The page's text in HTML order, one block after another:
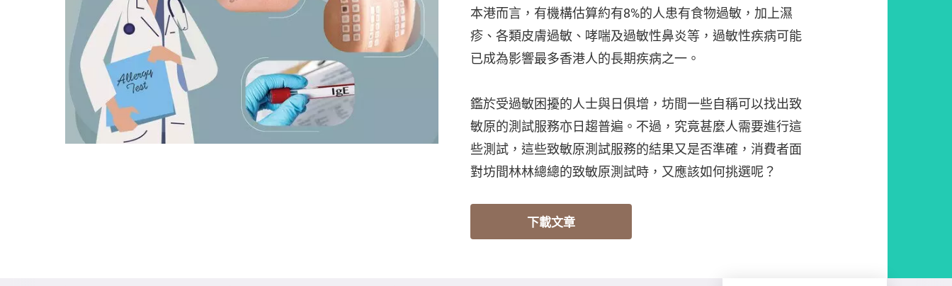
本港而言，有機構估算約有8%的人患有食物過敏，加上濕
疹、各類皮膚過敏、哮喘及過敏性鼻炎等，過敏性疾病可能
已成為影響最多香港人的長期疾病之一。
鑑於受過敏困擾的人士與日俱增，坊間一些自稱可以找出致
敏原的測試服務亦日趨普遍。不過，究竟甚麼人需要進行這
些測試，這些致敏原測試服務的結果又是否準確，消費者面
對坊間林林總總的致敏原測試時，又應該如何挑選呢？
下載文章